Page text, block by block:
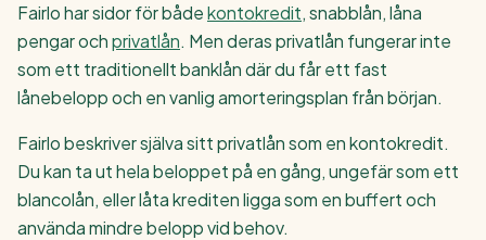
Fairlo har sidor för bådekontokredit, snabblån, låna
pengar ochprivatlån. Men deras privatlån fungerar inte
som ett traditionellt banklån där du får ett fast
lånebelopp och en vanlig amorteringsplan från början.
Fairlo beskriver själva sitt privatlån som en kontokredit.
Du kan ta ut hela beloppet på en gång, ungefär som ett
blancolån, eller låta krediten ligga som en buffert och
använda mindre belopp vid behov.